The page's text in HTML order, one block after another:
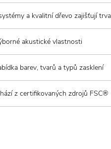
a kvalitní dřevo zajišťují
akustické vlastnosti
barev, tvarů a typů zasklení
z certifikovaných zdrojů FSC®